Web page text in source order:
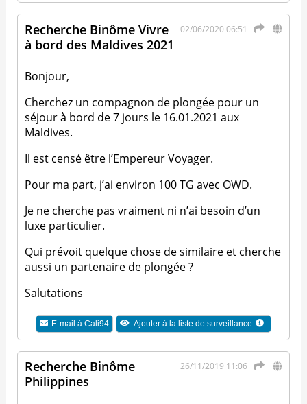
02/06/2020 06:51
Recherche Binôme Vivre
à bord des Maldives 2021
Bonjour,
Cherchez un compagnon de plongée pour un
séjour à bord de 7 jours le 16.01.2021 aux
Maldives.
Il est censé être l’Empereur Voyager.
Pour ma part, j’ai environ 100 TG avec OWD.
Je ne cherche pas vraiment ni n’ai besoin d’un
luxe particulier.
Qui prévoit quelque chose de similaire et cherche
aussi un partenaire de plongée ?
Salutations
E-mail àCali94 Ajouter à la liste de surveillance
26/11/2019 11:06
Recherche Binôme
Philippines